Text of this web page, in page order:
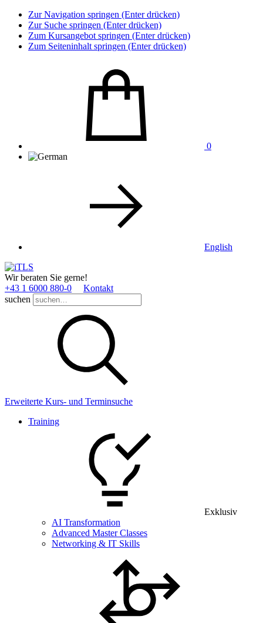
Zur Navigation springen (Enter drücken)
Zur Suche springen (Enter drücken)
Zum Kursangebot springen (Enter drücken)
Zum Seiteninhalt springen (Enter drücken)
0
English
Wir beraten Sie gerne!
+43 1 6000 880­-0
Kontakt
suchen
Erweiterte Kurs- und Terminsuche
Training
Exklusiv
AI Transformation
Advanced Master Classes
Networking & IT Skills